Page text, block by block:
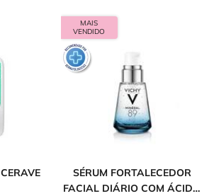
MAIS
VENDIDO
SÉRUM FORTALECEDOR
FACIAL DIÁRIO COM ÁCIDO